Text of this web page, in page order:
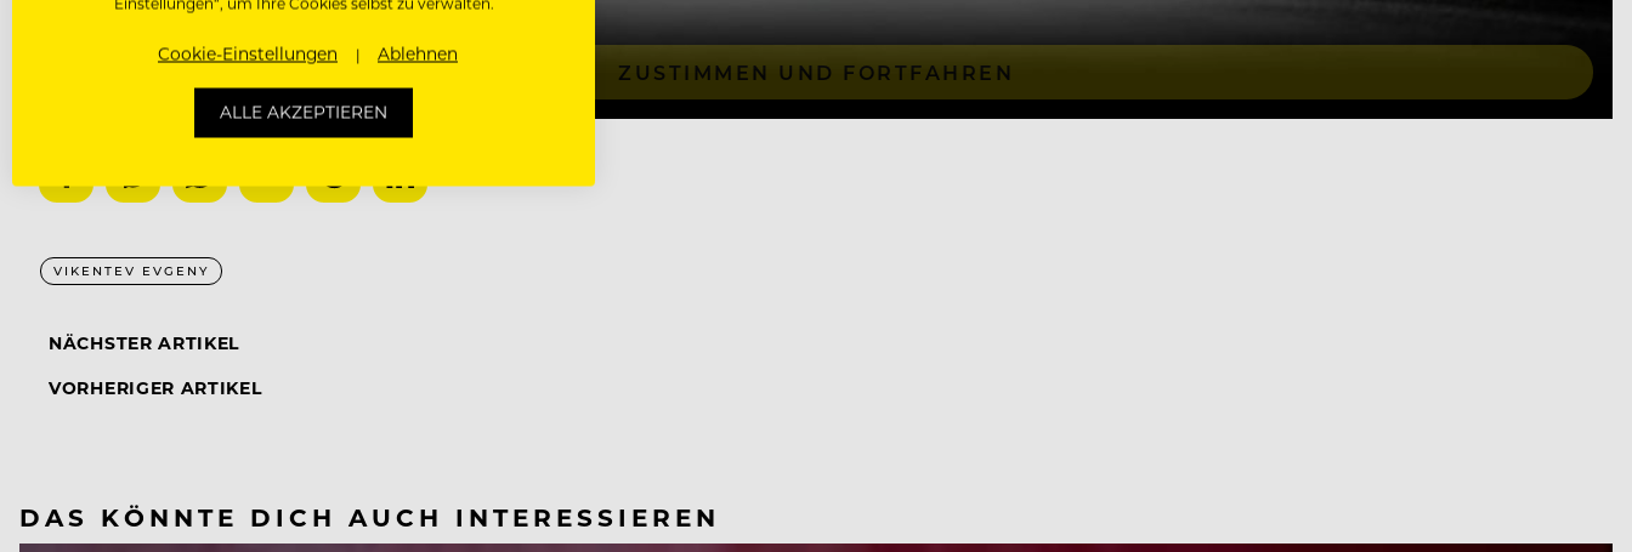
ZUSTIMMEN UND FORTFAHREN
VIKENTEV EVGENY
NÄCHSTER ARTIKEL
VORHERIGER ARTIKEL
DAS KÖNNTE DICH AUCH INTERESSIEREN
Cookie-Einstellungen Ablehnen
ALLE AKZEPTIEREN